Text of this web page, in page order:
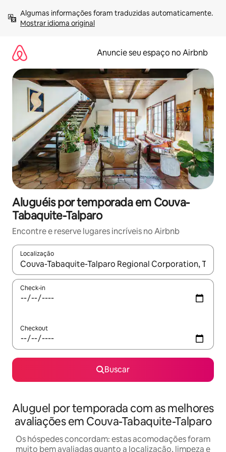
para
Mostrar idioma original
Anuncie seu espaço no Airbnb
Aluguéis por temporada em Couva-
Tabaquite-Talparo
Encontre e reserve lugares incríveis no Airbnb
Localização
Quando os resultados estiverem disponíveis, explore-os
Check-in
Checkout
Buscar
Aluguel por temporada com as melhores
avaliações em Couva-Tabaquite-Talparo
Os hóspedes concordam: estas acomodações foram
muito bem avaliadas quanto a localização, limpeza e